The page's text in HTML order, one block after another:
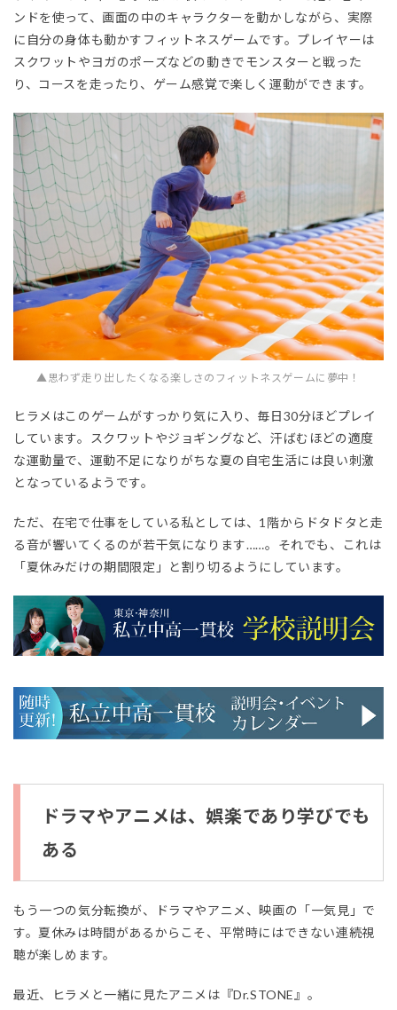
ンドを使って、画面の中のキャラクターを動かしながら、実際
に自分の身体も動かすフィットネスゲームです。プレイヤーは
スクワットやヨガのポーズなどの動きでモンスターと戦った
り、コースを走ったり、ゲーム感覚で楽しく運動ができます。
▲思わず走り出したくなる楽しさのフィットネスゲームに夢中！
ヒラメはこのゲームがすっかり気に入り、毎日30分ほどプレイ
しています。スクワットやジョギングなど、汗ばむほどの適度
な運動量で、運動不足になりがちな夏の自宅生活には良い刺激
となっているようです。
ただ、在宅で仕事をしている私としては、1階からドタドタと走
る音が響いてくるのが若干気になります……。それでも、これは
「夏休みだけの期間限定」と割り切るようにしています。
ドラマやアニメは、娯楽であり学びでも
ある
もう一つの気分転換が、ドラマやアニメ、映画の「一気見」で
す。夏休みは時間があるからこそ、平常時にはできない連続視
聴が楽しめます。
最近、ヒラメと一緒に見たアニメは『Dr.STONE』。